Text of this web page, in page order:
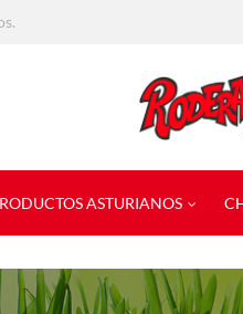
ASTURIANOS